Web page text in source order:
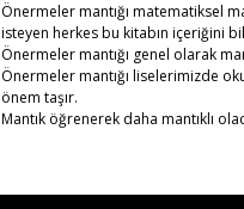
Önermeler mantığı matematiksel
isteyen herkes bu kitabın içeriğini
Önermeler mantığı genel olarak
Önermeler mantığı liselerimizde
önem taşır.
Mantık öğrenerek daha mantıklı